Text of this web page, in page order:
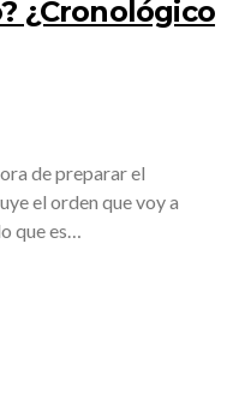
¿Cronológico
de preparar el
el orden que voy a
que es…